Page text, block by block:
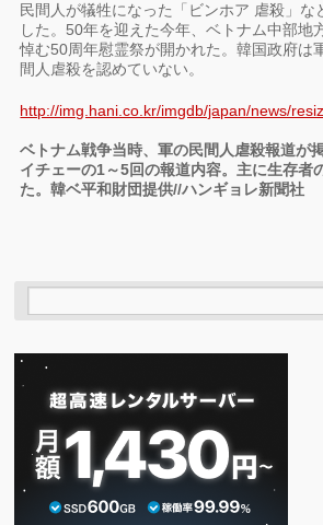
民間人が犠牲になった「ビンホア 虐殺」な
した。50年を迎えた今年、ベトナム中部地
悼む50周年慰霊祭が開かれた。韓国政府は
間人虐殺を認めていない。
http://img.hani.co.kr/imgdb/japan/news/
ベトナム戦争当時、軍の民間人虐殺報道が
イチェーの1～5回の報道内容。主に生存者
た。韓ベ平和財団提供//ハンギョレ新聞社